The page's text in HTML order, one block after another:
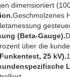
dimensioniert
Geschmolzenes
(Beta-Gauge).
über die
25 kV).